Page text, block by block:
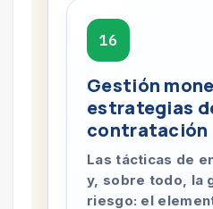
16
Gestión
estrategias
contratación
Las tácticas de
y, sobre todo, la
riesgo: el